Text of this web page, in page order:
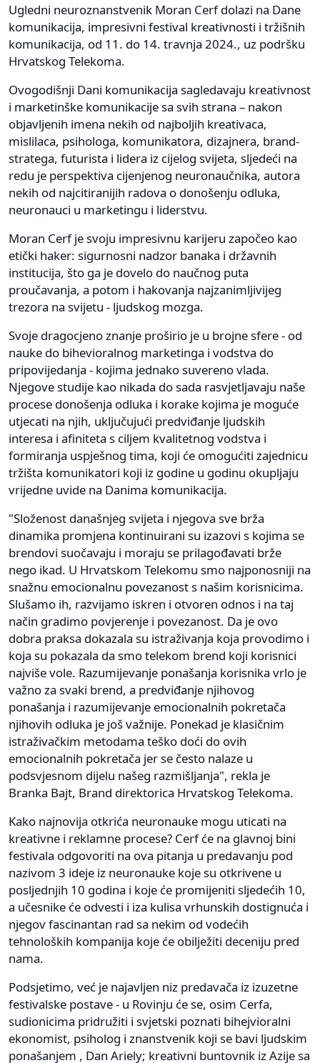
Ugledni neuroznanstvenik Moran Cerf dolazi na Dane
komunikacija, impresivni festival kreativnosti i tržišnih
komunikacija, od 11. do 14. travnja 2024., uz podršku
Hrvatskog Telekoma.
Ovogodišnji Dani komunikacija sagledavaju kreativnost
i marketinške komunikacije sa svih strana – nakon
objavljenih imena nekih od najboljih kreativaca,
mislilaca, psihologa, komunikatora, dizajnera, brand-
stratega, futurista i lidera iz cijelog svijeta, sljedeći na
redu je perspektiva cijenjenog neuronaučnika, autora
nekih od najcitiranijih radova o donošenju odluka,
neuronauci u marketingu i liderstvu.
Moran Cerf je svoju impresivnu karijeru započeo kao
etički haker: sigurnosni nadzor banaka i državnih
institucija, što ga je dovelo do naučnog puta
proučavanja, a potom i hakovanja najzanimljivijeg
trezora na svijetu - ljudskog mozga.
Svoje dragocjeno znanje proširio je u brojne sfere - od
nauke do bihevioralnog marketinga i vodstva do
pripovijedanja - kojima jednako suvereno vlada.
Njegove studije kao nikada do sada rasvjetljavaju naše
procese donošenja odluka i korake kojima je moguće
utjecati na njih, uključujući predviđanje ljudskih
interesa i afiniteta s ciljem kvalitetnog vodstva i
formiranja uspješnog tima, koji će omogućiti zajednicu
tržišta komunikatori koji iz godine u godinu okupljaju
vrijedne uvide na Danima komunikacija.
"Složenost današnjeg svijeta i njegova sve brža
dinamika promjena kontinuirani su izazovi s kojima se
brendovi suočavaju i moraju se prilagođavati brže
nego ikad. U Hrvatskom Telekomu smo najponosniji na
snažnu emocionalnu povezanost s našim korisnicima.
Slušamo ih, razvijamo iskren i otvoren odnos i na taj
način gradimo povjerenje i povezanost. Da je ovo
dobra praksa dokazala su istraživanja koja provodimo i
koja su pokazala da smo telekom brend koji korisnici
najviše vole. Razumijevanje ponašanja korisnika vrlo je
važno za svaki brend, a predviđanje njihovog
ponašanja i razumijevanje emocionalnih pokretača
njihovih odluka je još važnije. Ponekad je klasičnim
istraživačkim metodama teško doći do ovih
emocionalnih pokretača jer se često nalaze u
podsvjesnom dijelu našeg razmišljanja", rekla je
Branka Bajt, Brand direktorica Hrvatskog Telekoma.
Kako najnovija otkrića neuronauke mogu uticati na
kreativne i reklamne procese? Cerf će na glavnoj bini
festivala odgovoriti na ova pitanja u predavanju pod
nazivom 3 ideje iz neuronauke koje su otkrivene u
posljednjih 10 godina i koje će promijeniti sljedećih 10,
a učesnike će odvesti i iza kulisa vrhunskih dostignuća i
njegov fascinantan rad sa nekim od vodećih
tehnoloških kompanija koje će obilježiti deceniju pred
nama.
Podsjetimo, već je najavljen niz predavača iz izuzetne
festivalske postave - u Rovinju će se, osim Cerfa,
sudionicima pridružiti i svjetski poznati bihejvioralni
ekonomist, psiholog i znanstvenik koji se bavi ljudskim
ponašanjem , Dan Ariely; kreativni buntovnik iz Azije sa